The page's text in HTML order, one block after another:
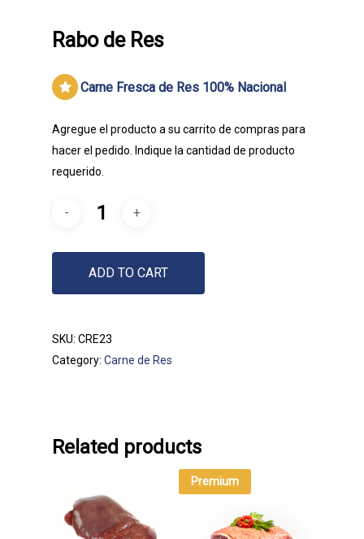
Rabo de Res
Carne Fresca de Res 100% Nacional
Agregue el producto a su carrito de compras para
hacer el pedido. Indique la cantidad de producto
requerido.
ADD TO CART
SKU: CRE23
Category: Carne de Res
Related products
Premium
O bien llamar a los teléfonos: